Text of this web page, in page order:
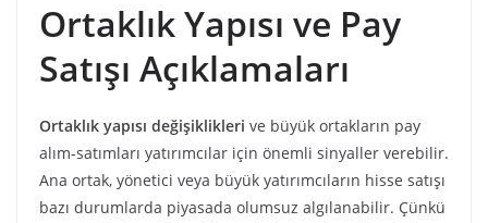
Ortaklık Yapısı ve Pay
Satışı Açıklamaları
Ortaklık yapısı değişiklikleri ve büyük ortakların pay
alım-satımları yatırımcılar için önemli sinyaller verebilir.
Ana ortak, yönetici veya büyük yatırımcıların hisse satışı
bazı durumlarda piyasada olumsuz algılanabilir. Çünkü